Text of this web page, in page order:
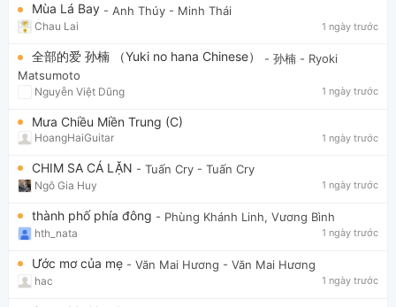
Mùa Lá Bay - Anh Thúy - Minh Thái
Chau Lai 1 ngày trước
全部的爱 孙楠 （Yuki no hana Chinese） - 孙楠 - Ryoki
Matsumoto
Nguyễn Việt Dũng 1 ngày trước
Mưa Chiều Miền Trung (C)
HoangHaiGuitar 1 ngày trước
CHIM SA CÁ LẶN - Tuấn Cry - Tuấn Cry
Ngô Gia Huy 1 ngày trước
thành phố phía đông - Phùng Khánh Linh, Vương Bình
hth_nata 1 ngày trước
Ước mơ của mẹ - Văn Mai Hương - Văn Mai Hương
hac 1 ngày trước